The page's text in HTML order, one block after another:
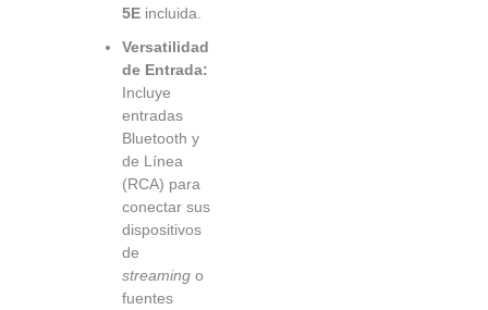
5E incluida.
Versatilidad
de Entrada:
Incluye
entradas
Bluetooth y
de Línea
(RCA) para
conectar sus
dispositivos
de
streaming o
fuentes